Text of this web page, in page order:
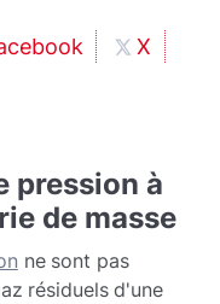
X
pression à
de masse
ne sont pas
résiduels d'une